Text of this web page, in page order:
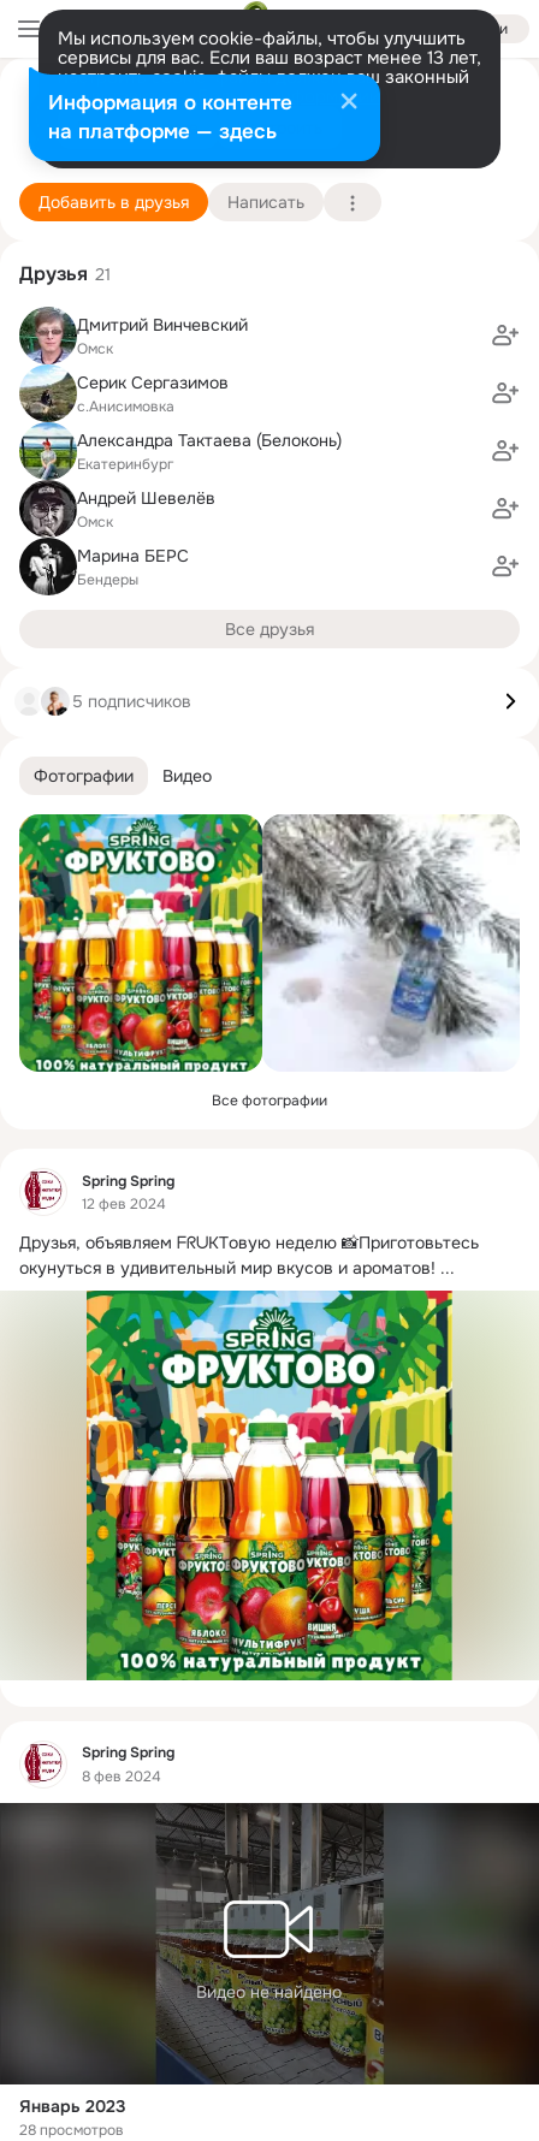
Войти
Мы используем cookie-файлы, чтобы улучшить
сервисы для вас. Если ваш возраст менее 13 лет,
настроить cookie-файлы должен ваш законный
представитель. Больше информации
Разрешить все Настроить
Spring Spring
5 ноября (31 год) Подробнее
Добавить в друзья Написать
Фотографии Видео
Все фотографии
Фид
Spring Spring
12 фев 2024
Друзья, объявляем ᖴᖇᑌKTовую неделю 📸Приготовьтесь
окунуться в удивительный мир вкусов и ароматов! ...
Фид
Spring Spring
8 фев 2024
Видео не найдено
Январь 2023
28 просмотров
Друзья 21
Дмитрий Винчевский
Омск
Серик Сергазимов
с.Анисимовка
Александра Тактаева (Белоконь)
Екатеринбург
Андрей Шевелёв
Омск
Марина БЕРС
Бендеры
Все друзья
5 подписчиков
Информация о контенте
на платформе — здесь